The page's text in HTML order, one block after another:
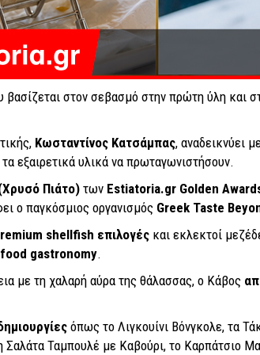
βασίζεται στον σεβασμό στην πρώτη ύλη και
Κωσταντίνος Κατσάμπας, αναδεικνύει
εξαιρετικά υλικά να πρωταγωνιστήσουν.
Πιάτο) των Estiatoria.gr Golden
ο παγκόσμιος οργανισμός Greek Taste
shellfish επιλογές και εκλεκτοί
gastronomy.
με τη χαλαρή αύρα της θάλασσας, ο Κάβος
όπως το Λιγκουίνι Βόνγκολε, τα
Ταμπουλέ με Καβούρι, το Καρπάτσιο